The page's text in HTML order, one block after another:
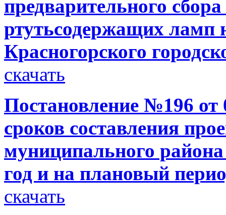
предварительного
ртутьсодержащих ламп
Красногорского
скачать
Постановление №196 от
сроков составления
муниципального
год и на плановый
скачать